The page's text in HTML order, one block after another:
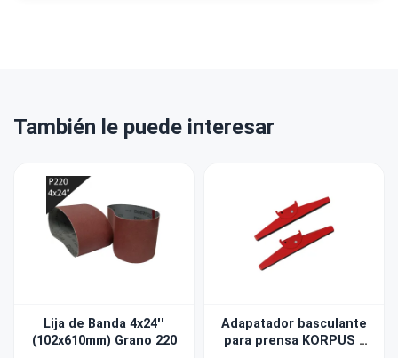
También le puede interesar
Lija de Banda 4x24''
(102x610mm) Grano 220
Adapatador basculante
para prensa KORPUS -